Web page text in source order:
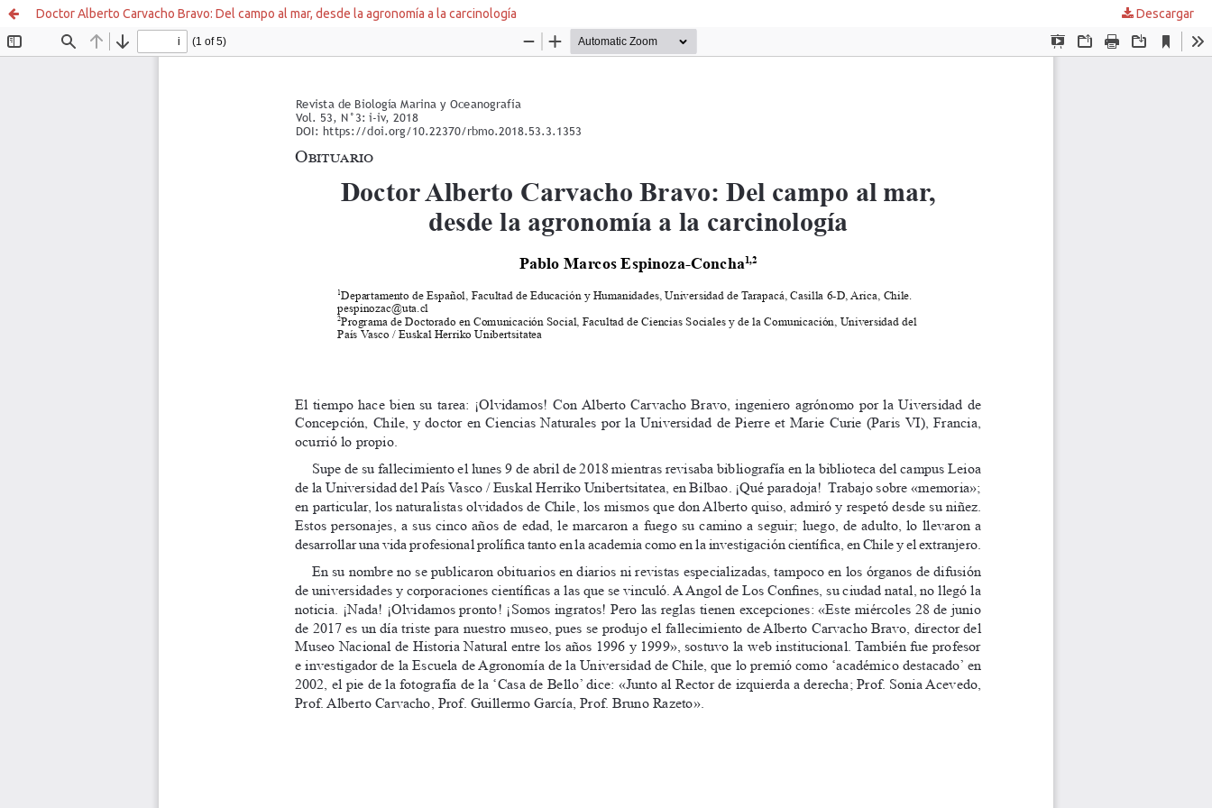
Doctor Alberto Carvacho Bravo: Del campo al mar, desde la agronomía a la carcinología Descargar